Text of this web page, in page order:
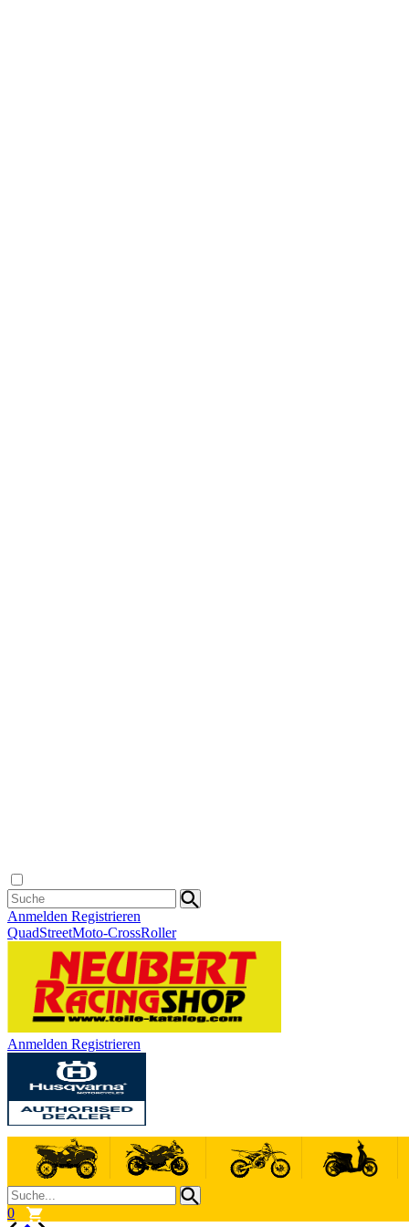
Anmelden Registrieren
QuadStreetMoto-CrossRoller
Anmelden Registrieren
0